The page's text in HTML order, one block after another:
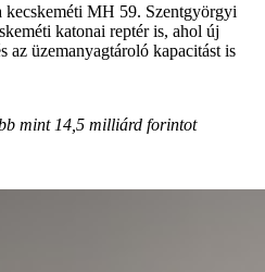
kecskeméti MH 59. Szentgyörgyi
katonai reptér is, ahol új
az üzemanyagtároló kapacitást is
mint 14,5 milliárd forintot